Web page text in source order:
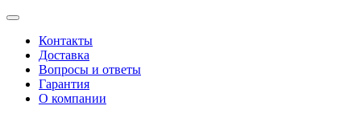
Контакты
Доставка
Вопросы и ответы
Гарантия
О компании